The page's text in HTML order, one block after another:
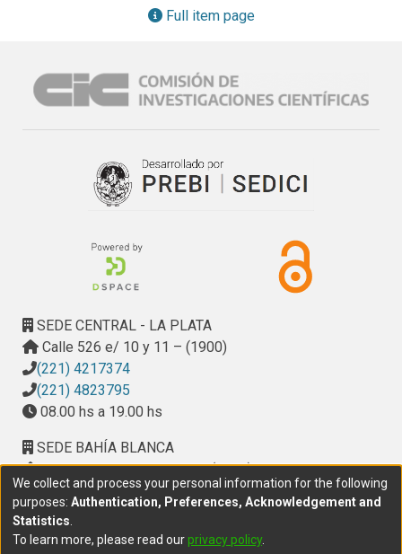
parámetros bioquímicos, morfológicos y fisiológicos.
crecimiento vegetal sobre la carga de bacterias y hongos
asociados al suelo rizosférico de plantas de pimiento
previamente estudiados reduce el efecto antagonista del
N. aberrans y establecer posibles mecanismos de
Full item page
SEDE CENTRAL - LA PLATA
Calle 526 e/ 10 y 11 – (1900)
(221) 4217374
(221) 4823795
08.00 hs a 19.00 hs
SEDE BAHÍA BLANCA
Calle Ciudad de Cali 320 – (8000). Universidad
Provincial del Sudoeste (UPSO)
(291) 459 2550, interno 147
10.00 h a 14.00 h
We collect and process your personal information for the following
purposes: Authentication, Preferences, Acknowledgement and
Statistics
To learn more, please read ourprivacy policy.